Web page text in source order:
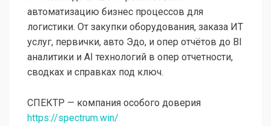
автоматизацию бизнес процессов для
логистики. От закупки оборудования, заказа ИТ
услуг, первички, авто Эдо, и опер отчётов до BI
аналитики и AI технологий в опер отчетности,
сводках и справках под ключ.
СПЕКТР — компания особого доверия
https://spectrum.win/